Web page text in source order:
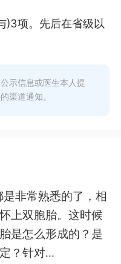
项。先后在省级以
示信息或医生本人提
渠道通知。
非常熟悉的了，相
上双胞胎。这时候
是怎么形成的？是
？针对...